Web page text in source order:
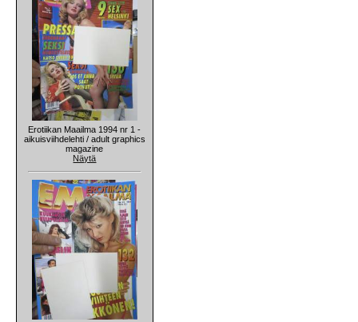
Erotiikan Maailma 1994 nr 1 -
aikuisviihdelehti / adult graphics
magazine
Näytä